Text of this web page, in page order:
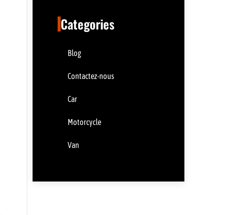
Categories
Blog
Contactez-nous
Car
Motorcycle
Van